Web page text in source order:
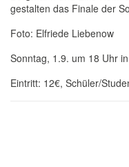
gestalten das Finale der
Foto: Elfriede Liebenow
Sonntag, 1.9. um 18 Uhr
Eintritt: 12€, Schüler/